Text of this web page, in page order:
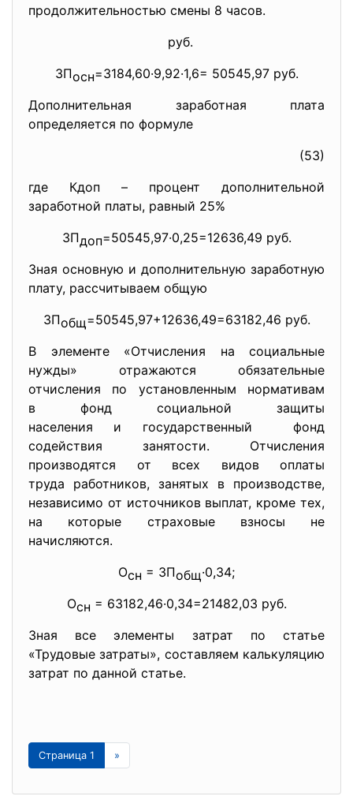
продолжительностью смены 8 часов.
pуб.
ЗПосн=3184,60·9,92·1,6= 50545,97 руб.
Дополнительная заработная плата
определяется по формуле
(53)
где Кдоп – процент дополнительной
заработной платы, равный 25%
ЗПдоп=50545,97·0,25=12636,49 руб.
Зная основную и дополнительную заработную
плату, рассчитываем общую
ЗПобщ=50545,97+12636,49=63182,46 руб.
В элементе «Отчисления на социальные
нужды» отражаются обязательные
отчисления по установленным нормативам
в фонд социальной защиты
населения и государственный фонд
содействия занятости. Отчисления
производятся от всех видов оплаты
труда работников, занятых в производстве,
независимо от источников выплат, кроме тех,
на которые страховые взносы не
начисляются.
Осн = ЗПобщ·0,34;
Осн = 63182,46·0,34=21482,03 руб.
Зная все элементы затрат по статье
«Трудовые затраты», составляем калькуляцию
затрат по данной статье.
Страница 1 »